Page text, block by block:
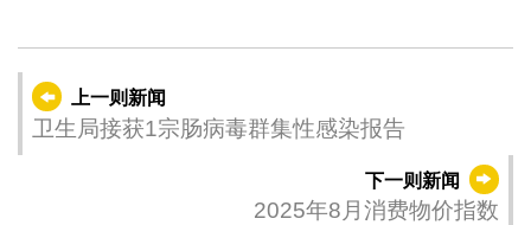
上一则新闻
卫生局接获1宗肠病毒群集性感染报告
下一则新闻
2025年8月消费物价指数